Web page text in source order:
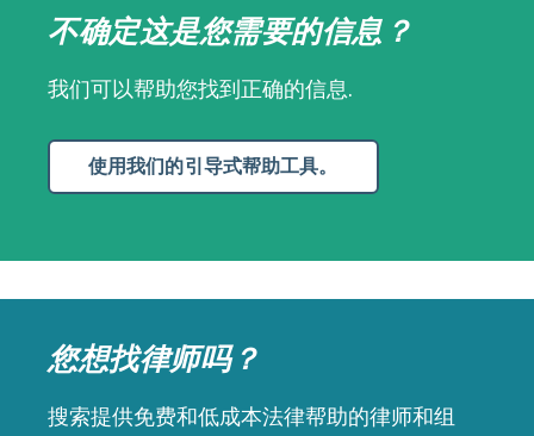
不确定这是您需要的信息？
我们可以帮助您找到正确的信息.
使用我们的引导式帮助工具。
您想找律师吗？
搜索提供免费和低成本法律帮助的律师和组